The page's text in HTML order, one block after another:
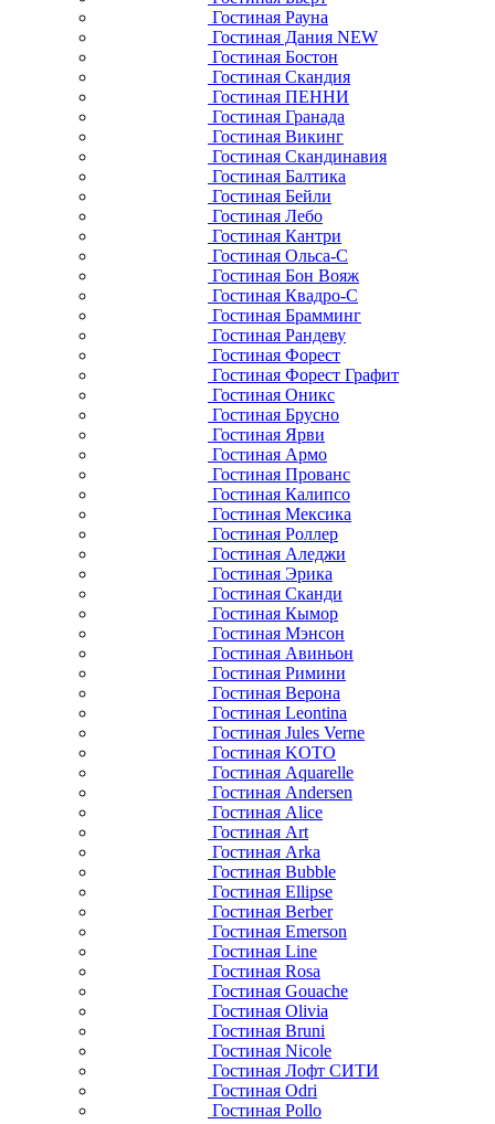
Гостиная Рауна
Гостиная Дания NEW
Гостиная Бостон
Гостиная Скандия
Гостиная ПЕННИ
Гостиная Гранада
Гостиная Викинг
Гостиная Скандинавия
Гостиная Балтика
Гостиная Бейли
Гостиная Лебо
Гостиная Кантри
Гостиная Ольса-С
Гостиная Бон Вояж
Гостиная Квадро-С
Гостиная Брамминг
Гостиная Рандеву
Гостиная Форест
Гостиная Форест Графит
Гостиная Оникс
Гостиная Брусно
Гостиная Ярви
Гостиная Армо
Гостиная Прованс
Гостиная Калипсо
Гостиная Мексика
Гостиная Роллер
Гостиная Аледжи
Гостиная Эрика
Гостиная Сканди
Гостиная Кымор
Гостиная Мэнсон
Гостиная Авиньон
Гостиная Римини
Гостиная Верона
Гостиная Leontina
Гостиная Jules Verne
Гостиная KOTO
Гостиная Aquarelle
Гостиная Andersen
Гостиная Alice
Гостиная Art
Гостиная Arka
Гостиная Bubble
Гостиная Ellipse
Гостиная Berber
Гостиная Emerson
Гостиная Line
Гостиная Rosa
Гостиная Gouache
Гостиная Olivia
Гостиная Bruni
Гостиная Nicole
Гостиная Лофт СИТИ
Гостиная Odri
Гостиная Pollo